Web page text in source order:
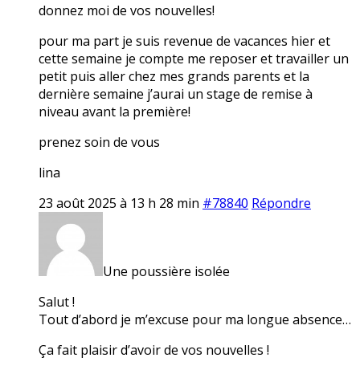
donnez moi de vos nouvelles!
pour ma part je suis revenue de vacances hier et
cette semaine je compte me reposer et travailler un
petit puis aller chez mes grands parents et la
dernière semaine j’aurai un stage de remise à
niveau avant la première!
prenez soin de vous
lina
23 août 2025 à 13 h 28 min #78840 Répondre
Une poussière isolée
Salut !
Tout d’abord je m’excuse pour ma longue absence…
Ça fait plaisir d’avoir de vos nouvelles !